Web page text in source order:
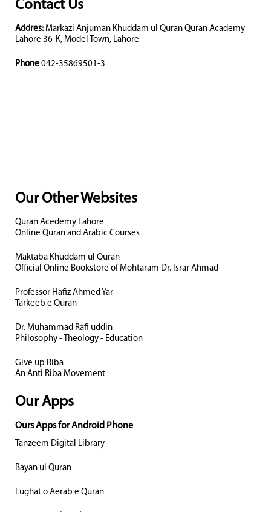
Contact Us
Addres: Markazi Anjuman Khuddam ul Quran Quran Academy
Lahore 36-K, Model Town, Lahore
Phone 042-35869501-3
Our Other Websites
Quran Acedemy Lahore
Online Quran and Arabic Courses
Maktaba Khuddam ul Quran
Official Online Bookstore of Mohtaram Dr. Israr Ahmad
Professor Hafiz Ahmed Yar
Tarkeeb e Quran
Dr. Muhammad Rafi uddin
Philosophy - Theology - Education
Give up Riba
An Anti Riba Movement
Our Apps
Ours Apps for Android Phone
Tanzeem Digital Library
Bayan ul Quran
Lughat o Aerab e Quran